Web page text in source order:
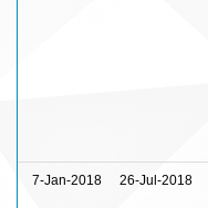
7-Jan-2018 26-Jul-2018